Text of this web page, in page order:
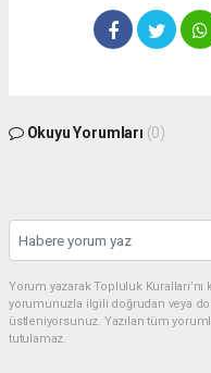
Okuyu Yorumları (0)
Yorum yazarak Topluluk
yorumunuzla ilgili doğrudan veya
üstleniyorsunuz. Yazılan tüm
tutulamaz.